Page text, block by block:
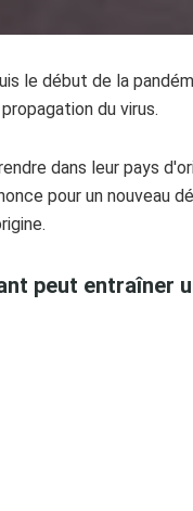
le début de la
du virus.
dans leur pays
pour un nouveau
peut entraîner